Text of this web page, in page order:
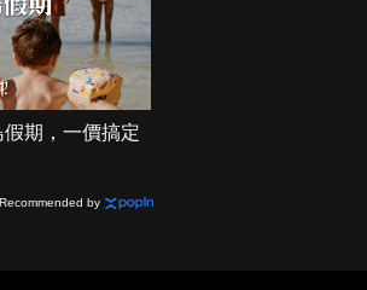
期，一價搞定
Recommended by